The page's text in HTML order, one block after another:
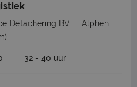
Detachering BV
Alphen
32 - 40 uur